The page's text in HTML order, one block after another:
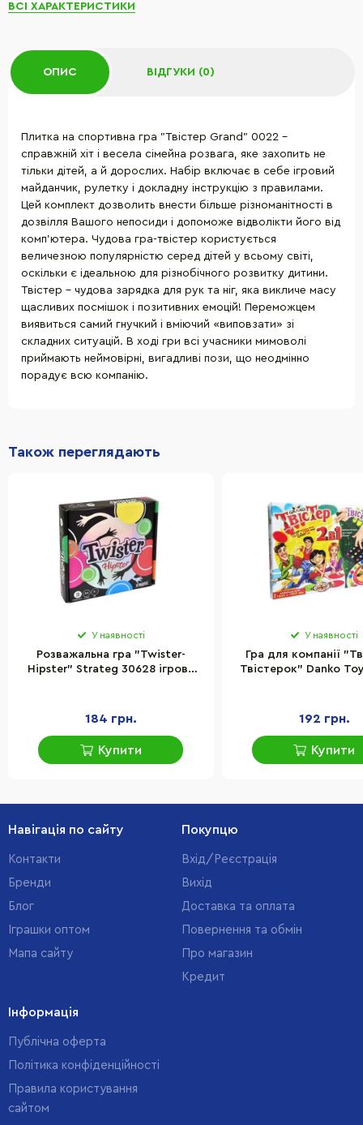
ВСІ ХАРАКТЕРИСТИКИ
ОПИС ВІДГУКИ (0)
Плитка на спортивна гра "Твістер Grand" 0022 -
справжній хіт і весела сімейна розвага, яке захопить не
тільки дітей, а й дорослих. Набір включає в себе ігровий
майданчик, рулетку і докладну інструкцію з правилами.
Цей комплект дозволить внести більше різноманітності в
дозвілля Вашого непосиди і допоможе відволікти його від
комп'ютера. Чудова гра-твістер користується
величезною популярністю серед дітей у всьому світі,
оскільки є ідеальною для різнобічного розвитку дитини.
Твістер - чудова зарядка для рук та ніг, яка викличе масу
щасливих посмішок і позитивних емоцій! Переможцем
виявиться самий гнучкий і вміючий «виповзати» зі
складних ситуацій. В ході гри всі учасники мимоволі
приймають неймовірні, вигадливі пози, що неодмінно
порадує всю компанію.
Також переглядають
У наявності
Розважальна гра "Twister-
Hipster" Strateg 30628 ігрове
184 грн.
Купити
У наявності
Гра для компанії
Твістерок" Danko
192 грн.
Купити
Навігація по сайту
Контакти
Бренди
Блог
Іграшки оптом
Мапа сайту
Покупцю
Вхід/Реєстрація
Вихід
Доставка та оплата
Повернення та обмін
Про магазин
Кредит
Інформація
Публічна оферта
Політика конфіденційності
Правила користування
сайтом